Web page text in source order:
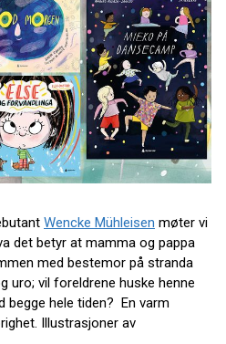
Wencke Mühleisen møter vi
det betyr at mamma og pappa
med bestemor på stranda
uro; vil foreldrene huske henne
begge hele tiden? En varm
Illustrasjoner av